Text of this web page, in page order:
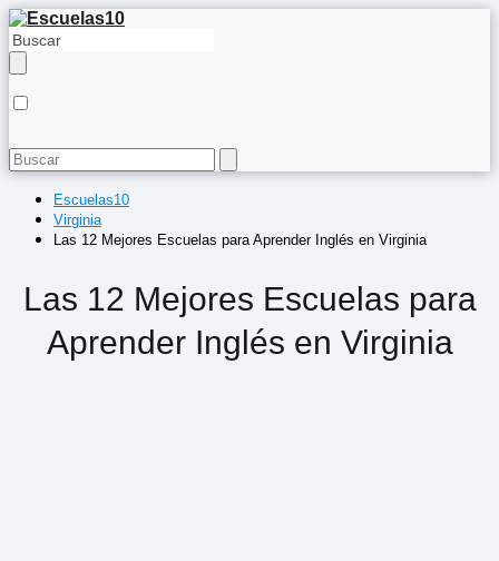
Escuelas10
Virginia
Las 12 Mejores Escuelas para Aprender Inglés en Virginia
Las 12 Mejores Escuelas para
Aprender Inglés en Virginia